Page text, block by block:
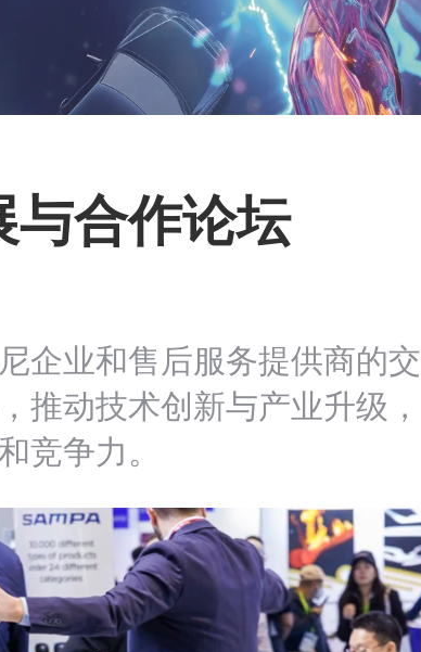
与合作论坛
企业和售后服务提供商的交
推动技术创新与产业升级，
竞争力。